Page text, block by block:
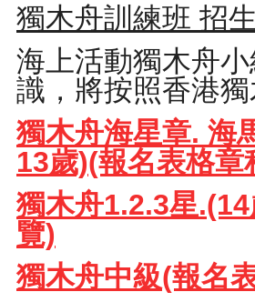
獨木舟訓練班 招生
海上活動獨木舟
識，將按照香港
獨木舟海星章. 海
13歲)(報名表格章
獨木舟1.2.3星
覽)
獨木舟中級(報名